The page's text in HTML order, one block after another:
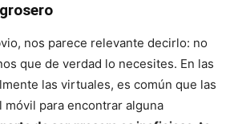
nos parece relevante decirlo: no
que de verdad lo necesites. En las
las virtuales, es común que las
para encontrar alguna